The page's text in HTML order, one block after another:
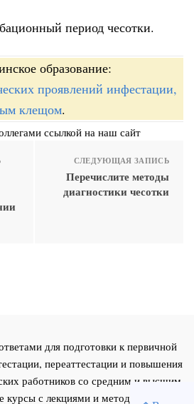
период чесотки.
образование:
проявлений инфестации,
клещом.
ссылкой на наш сайт
СЛЕДУЮЩАЯ ЗАПИСЬ
Перечислите методы
диагностики чесотки
для подготовки к первичной
переаттестации и повышения
работников со средним и высшим
курсы с лекциями и методическими